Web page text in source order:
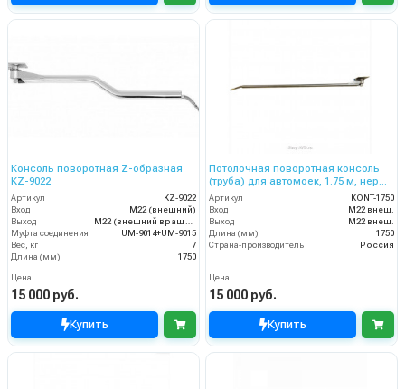
Консоль поворотная Z-образная
KZ-9022
Артикул
KZ-9022
Вход
M22 (внешний)
Выход
Муфта соединения
UM-9014+UM-9015
Вес, кг
7
Длина (мм)
1750
Цена
15 000 руб.
Купить
Потолочная поворотная консоль
(труба) для автомоек, 1.75 м, нерж.
сталь
Артикул
KONT-1750
Вход
M22 внеш.
Выход
M22 внеш.
Длина (мм)
1750
Страна-производитель
Россия
Цена
15 000 руб.
Купить